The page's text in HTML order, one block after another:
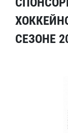
СЕЗОНЕ